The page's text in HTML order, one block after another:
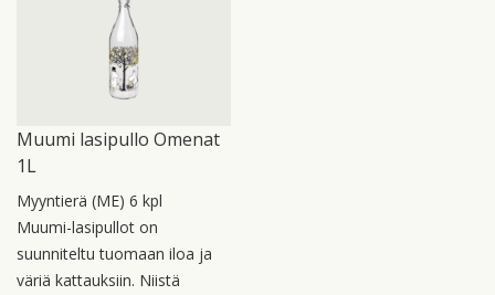
Muumi lasipullo Omenat
1L
Myyntierä (ME) 6 kpl
Muumi-lasipullot on
suunniteltu tuomaan iloa ja
väriä kattauksiin. Niistä